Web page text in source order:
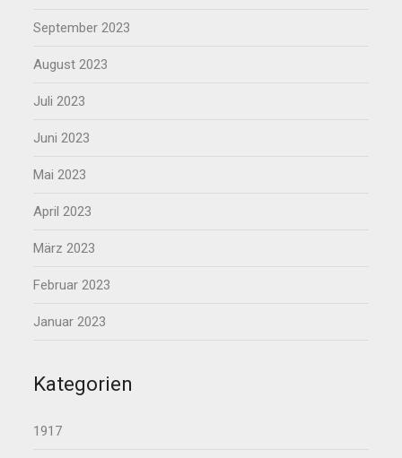
September 2023
August 2023
Juli 2023
Juni 2023
Mai 2023
April 2023
März 2023
Februar 2023
Januar 2023
Kategorien
1917